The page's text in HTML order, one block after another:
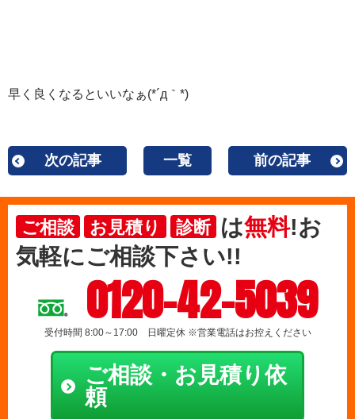
早く良くなるといいなぁ(*´д｀*)
次の記事 一覧 前の記事
ご相談 お見積り 診断 は無料!お
気軽にご相談下さい!!
0120-42-5039
受付時間 8:00～17:00 日曜定休 ※営業電話はお控えください
ご相談・お見積り依
頼